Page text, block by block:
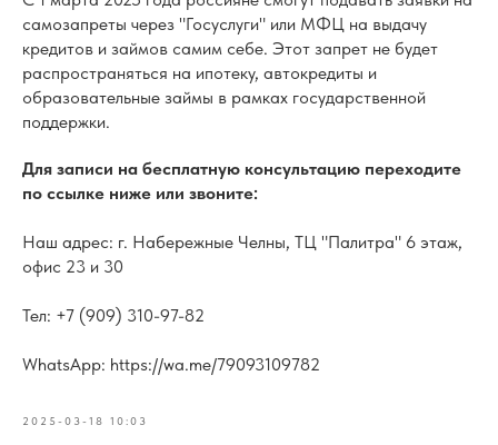
самозапреты через "Госуслуги" или МФЦ на выдачу
кредитов и займов самим себе. Этот запрет не будет
распространяться на ипотеку, автокредиты и
образовательные займы в рамках государственной
поддержки.
Для записи на бесплатную консультацию переходите
по ссылке ниже или звоните:
Наш адрес: г. Набережные Челны, ТЦ "Палитра" 6 этаж,
офис 23 и 30
Тел: +7 (909) 310-97-82
WhatsApp: https://wa.me/79093109782
2025-03-18 10:03